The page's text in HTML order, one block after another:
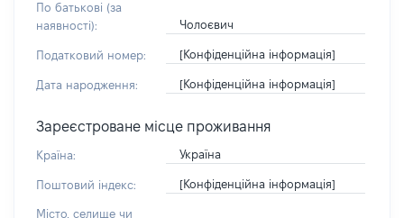
По батькові (за
наявності):
Чолоєвич
Податковий номер: [Конфіденційна інформація]
Дата народження: [Конфіденційна інформація]
Зареєстроване місце проживання
Країна: Україна
Поштовий індекс: [Конфіденційна інформація]
Місто, селище чи